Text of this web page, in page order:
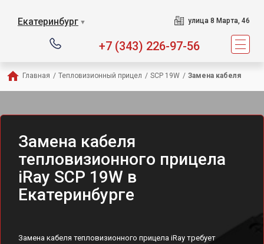
Екатеринбург ▼ улица 8 Марта, 46
+7 (343) 226-97-56
Главная / Тепловизионный прицел / SCP 19W / Замена кабеля
Замена кабеля
тепловизионного прицела
iRay SCP 19W в
Екатеринбурге
Замена кабеля тепловизионного прицела iRay требует